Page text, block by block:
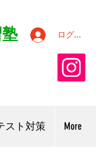
ログイン
スト対策 More